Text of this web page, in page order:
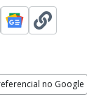
no Google